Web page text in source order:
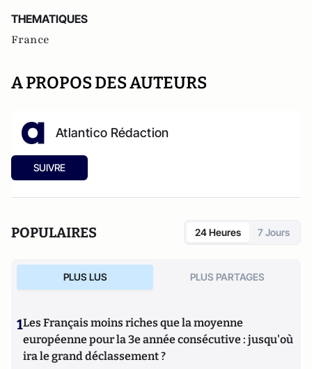
THEMATIQUES
France
A PROPOS DES AUTEURS
Atlantico Rédaction
SUIVRE
POPULAIRES 24 Heures 7 Jours
PLUS LUS PLUS PARTAGES
1Les Français moins riches que la moyenne
européenne pour la 3e année consécutive : jusqu'où
ira le grand déclassement ?